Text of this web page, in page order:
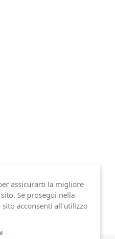
assicurarti la migliore
Se prosegui nella
acconsenti all'utilizzo